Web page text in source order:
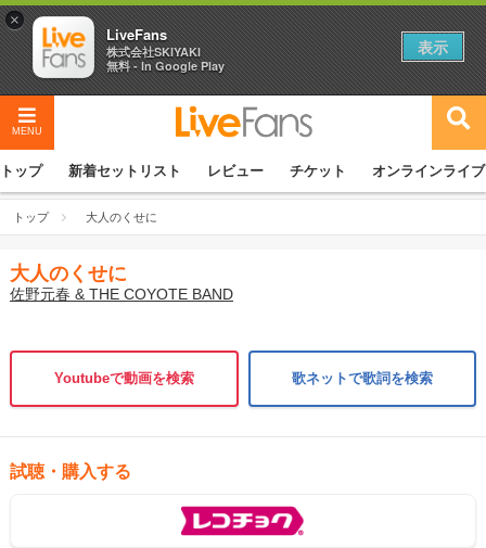
MENU
トップ 新着セットリスト レビュー チケット オンラインライブ
トップ 大人のくせに
大人のくせに
佐野元春 & THE COYOTE BAND
Youtubeで動画を検索 歌ネットで歌詞を検索
試聴・購入する
×
LiveFans
株式会社SKIYAKI
無料 - In Google Play
表示